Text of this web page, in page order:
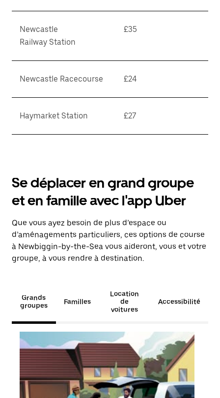
Newcastle
Railway Station
£35
Newcastle Racecourse £24
Haymarket Station £27
Se déplacer en grand groupe
et en famille avec l'app Uber
Que vous ayez besoin de plus d’espace ou
d’aménagements particuliers, ces options de course
à Newbiggin-by-the-Sea vous aideront, vous et votre
groupe, à vous rendre à destination.
Grands
groupes
Familles
Location
de
voitures
Accessibilité